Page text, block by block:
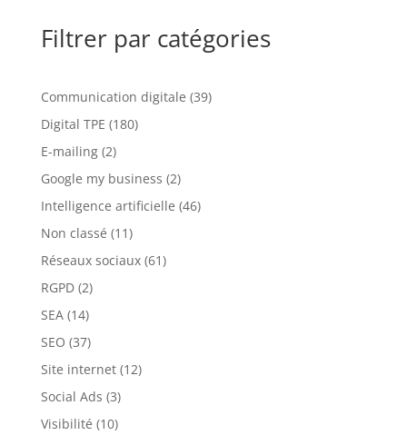
Filtrer par catégories
Communication digitale (39)
Digital TPE (180)
E-mailing(2)
Google my business (2)
Intelligence artificielle (46)
Non classé (11)
Réseaux sociaux(61)
RGPD(2)
SEA(14)
SEO (37)
Site internet(12)
Social Ads (3)
Visibilité (10)